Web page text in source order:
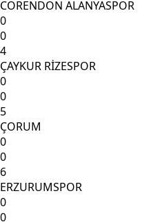
CORENDON ALANYASPOR
0
0
4
ÇAYKUR RİZESPOR
0
0
5
ÇORUM
0
0
6
ERZURUMSPOR
0
0